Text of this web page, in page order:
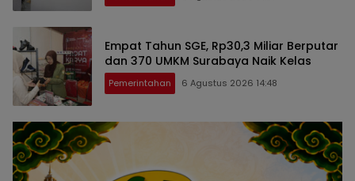
Empat Tahun SGE, Rp30,3 Miliar Berputar
dan 370 UMKM Surabaya Naik Kelas
Pemerintahan 6 Agustus 2026 14:48